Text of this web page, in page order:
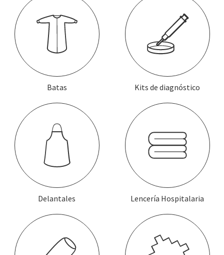
Batas
Delantales
Kits de diagnóstico
Lencería Hospitalaria